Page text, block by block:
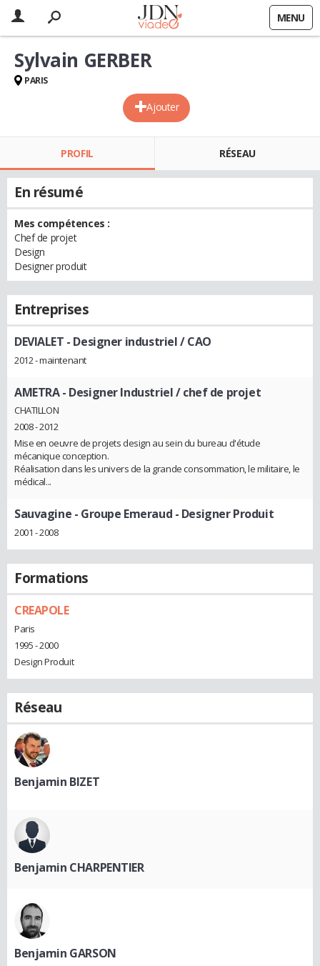
MENU
Ajouter
Sylvain GERBER
PARIS
PROFIL RÉSEAU
En résumé
Mes compétences :
Chef de projet
Design
Designer produit
Entreprises
DEVIALET - Designer industriel / CAO
2012 - maintenant
AMETRA- Designer Industriel / chef de projet
CHATILLON
2008 - 2012
Mise en oeuvre de projets design au sein du bureau d'étude
mécanique conception.
Réalisation dans les univers de la grande consommation, le militaire, le
médical...
Sauvagine - Groupe Emeraud - Designer Produit
2001 - 2008
Formations
CREAPOLE
Paris
1995 - 2000
Design Produit
Réseau
Benjamin BIZET
Benjamin CHARPENTIER
Benjamin GARSON